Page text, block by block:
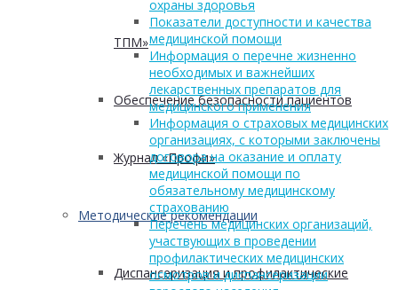
ТПМ»
Обеспечение безопасности пациентов
Журнал «Профи»
Методические рекомендации
Диспансеризация и профилактические
охраны здоровья
Показатели доступности и качества
медицинской помощи
Информация о перечне жизненно
необходимых и важнейших
лекарственных препаратов для
медицинского применения
Информация о страховых медицинских
организациях, с которыми заключены
договора на оказание и оплату
медицинской помощи по
обязательному медицинскому
страхованию
Перечень медицинских организаций,
участвующих в проведении
профилактических медицинских
осмотров и диспансеризации